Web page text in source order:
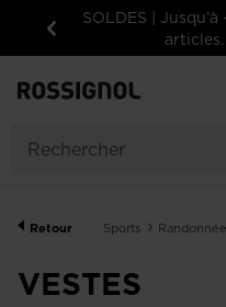
Précédent
Inscrivez-vous à
votre
Retour Sports Randonnée
VESTES